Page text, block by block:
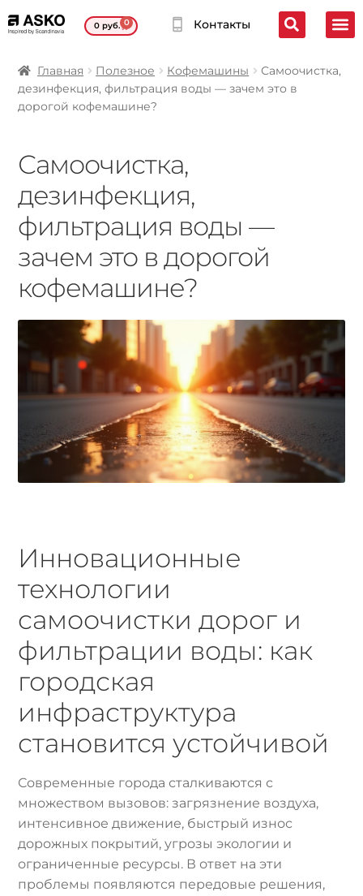
0руб. 0 Контакты
Главная Полезное Кофемашины
Самоочистка,
дезинфекция, фильтрация воды — зачем это в
дорогой кофемашине?
Самоочистка,
дезинфекция,
фильтрация воды —
зачем это в дорогой
кофемашине?
Инновационные
технологии
самоочистки дорог и
фильтрации воды: как
городская
инфраструктура
становится устойчивой
Современные города сталкиваются с
множеством вызовов: загрязнение воздуха,
интенсивное движение, быстрый износ
дорожных покрытий, угрозы экологии и
ограниченные ресурсы. В ответ на эти
проблемы появляются передовые решения,